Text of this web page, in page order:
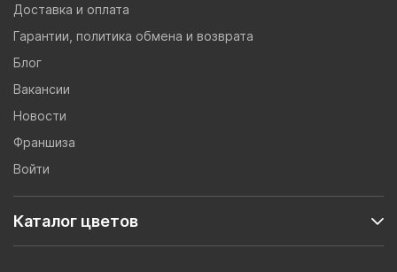
Доставка и оплата
Гарантии, политика обмена и возврата
Блог
Вакансии
Новости
Франшиза
Войти
Каталог цветов